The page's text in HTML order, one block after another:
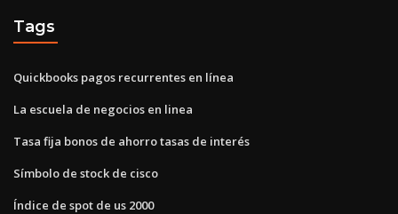
Tags
Quickbooks pagos recurrentes en línea
La escuela de negocios en linea
Tasa fija bonos de ahorro tasas de interés
Símbolo de stock de cisco
Índice de spot de us 2000